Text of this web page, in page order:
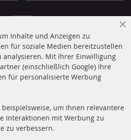
Uhr
Kundenservice
Inhalte und Anzeigen zu
für soziale Medien bereitzustellen
analysieren. Mit Ihrer Einwilligung
(einschließlich Google) Ihre
für personalisierte Werbung
um Ihnen relevantere
Interaktionen mit Werbung zu
zu verbessern.